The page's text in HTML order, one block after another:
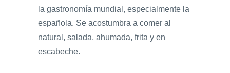
la gastronomía mundial, especialmente la
española. Se acostumbra a comer al
natural, salada, ahumada, frita y en
escabeche.